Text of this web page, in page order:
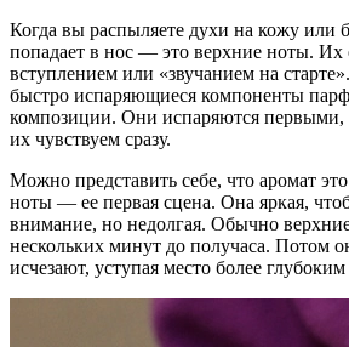
Когда вы распыляете духи на кожу или
попадает в нос — это верхние ноты.
вступлением или «звучанием на
быстро испаряющиеся компоненты
композиции. Они испаряются
их чувствуем сразу.
Можно представить себе, что аромат
ноты — ее первая сцена. Она яркая,
внимание, но недолгая. Обычно
нескольких минут до получаса. Потом
исчезают, уступая место более